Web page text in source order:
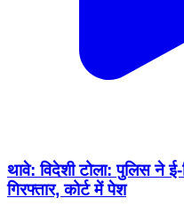
थावे: विदेशी टोला: पुलिस ने
गिरफ्तार, कोर्ट में पेश